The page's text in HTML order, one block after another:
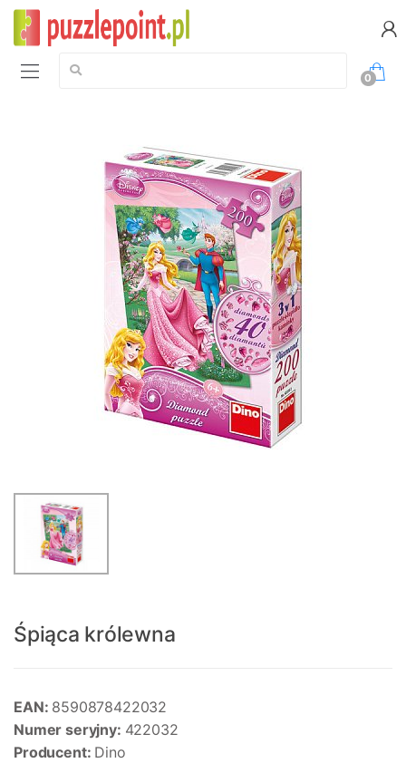
Szukaj:
0
Śpiąca królewna
EAN: 8590878422032
Numer seryjny: 422032
Producent: Dino